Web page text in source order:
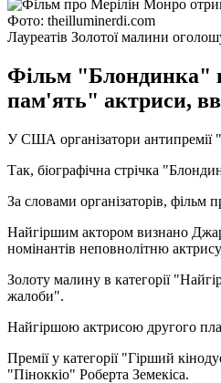
Фото: theilluminerdi.com
Лауреатів Золотої малини
Фільм "Блондинка"
пам'ять" актриси,
У США організатори антипремії
Так, біографічна стрічка
За словами організаторів,
Найгіршим актором визнано
номінантів неповнолітню
Золоту малину в категорії
жалоби".
Найгіршою актрисою другого
Премії у категорії "Гірший
"Піноккіо" Роберта Земекіса.